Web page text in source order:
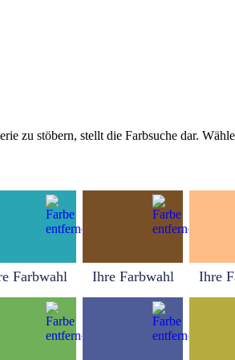
zu stöbern, stellt die Farbsuche dar.
Farbwahl Ihre Farbwahl Ihre